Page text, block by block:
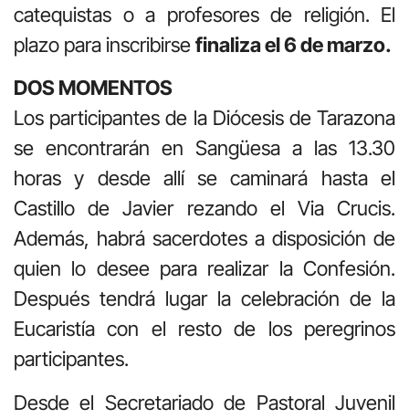
catequistas o a profesores de religión. El
plazo para inscribirsefinaliza el 6 de marzo.
DOS MOMENTOS
Los participantes de la Diócesis de Tarazona
se encontrarán en Sangüesa a las 13.30
horas y desde allí se caminará hasta el
Castillo de Javier rezando el Via Crucis.
Además, habrá sacerdotes a disposición de
quien lo desee para realizar la Confesión.
Después tendrá lugar la celebración de la
Eucaristía con el resto de los peregrinos
participantes.
Desde el Secretariado de Pastoral Juvenil